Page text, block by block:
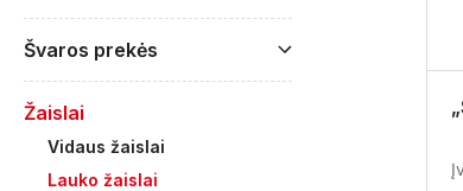
Švaros prekės
Žaislai
Vidaus žaislai
Lauko žaislai